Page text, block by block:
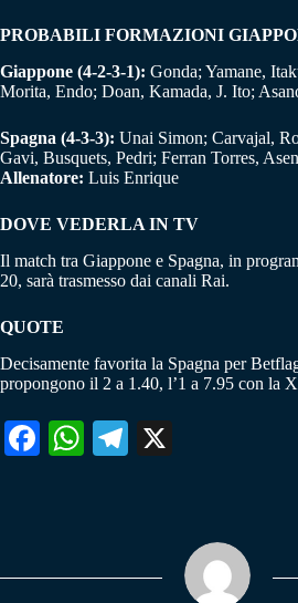
PROBABILI FORMAZIONI
Giappone (4-2-3-1): Gonda; Yamane,
Morita, Endo; Doan, Kamada, J. Ito;
Spagna (4-3-3): Unai Simon; Carvajal,
Gavi, Busquets, Pedri; Ferran Torres,
Allenatore: Luis Enrique
DOVE VEDERLA IN TV
Il match tra Giappone e Spagna, in
20, sarà trasmesso dai canali Rai.
QUOTE
Decisamente favorita la Spagna per
propongono il 2 a 1.40, l’1 a 7.95 con la
Fa W
pp
Te
m